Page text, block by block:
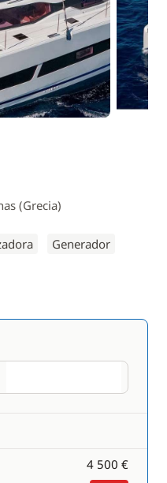
(Grecia)
Generador
4 500 €